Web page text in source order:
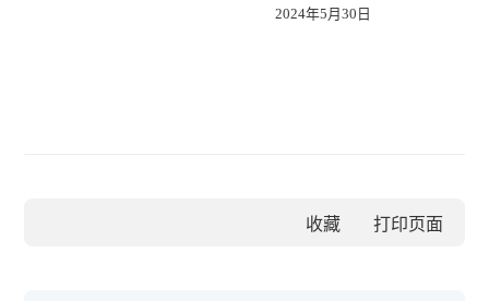
2024年5月 30 日
收藏